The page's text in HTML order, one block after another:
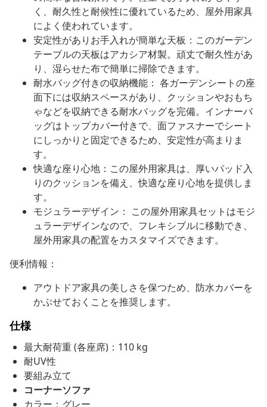
く、耐久性と耐候性に優れているため、屋外用家具
によく使われています。
安定性がありお手入れが簡単な天板：このガーデン
テーブルの天板はアカシア材製。頑丈で耐久性があ
り、湿らせた布で簡単に掃除できます。
耐水バッグ付きの収納機能： 各ガーデンシートの座
面下には収納スペースがあり、クッションやおもち
ゃなどを収納できる耐水バッグを完備。インナーバ
ッグはトップカバー付きで、面ファスナーでシート
にしっかりと固定できるため、安定性が高まりま
す。
快適な座り心地：この屋外用家具は、厚いパッド入
りのクッションを備え、快適な座り心地を提供しま
す。
モジュラーデザイン： この屋外用家具セットはモジ
ュラーデザインなので、フレキシブルに移動でき、
屋外用家具の配置をカスタマイズできます。
便利情報：
アウトドア家具の美しさを保つため、防水カバーを
かぶせておくことを推奨します。
仕様
最大耐荷重 (各座席)：110 kg
耐UV性
要組み立て
コーナーソファ
カラー：グレー